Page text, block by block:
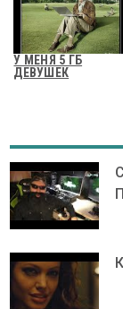
У МЕНЯ 5 ГБ
ДЕВУШЕК